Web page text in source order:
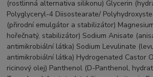
(rostlinná alternativa silikonu) Glycerin
Polyglyceryl-4 Diisostearate/
(přirodní emulgátor a stabilizátor)
hořečnatý, stabilizátor) Sodium Anisate
antimikrobiální látka) Sodium Levulinate
antimikrobiální látka) Hydrogenated Castor
ricinový olej) Panthenol (D-Panthenol,